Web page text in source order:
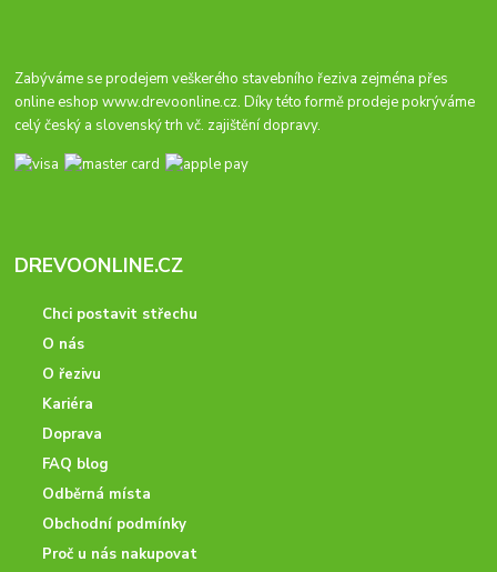
Zabýváme se prodejem veškerého stavebního řeziva zejména přes
online eshopwww.drevoonline.cz. Díky této formě prodeje pokrýváme
celý český a slovenský trh vč. zajištění dopravy.
DREVOONLINE.CZ
Chci postavit střechu
O nás
O řezivu
Kariéra
Doprava
FAQ blog
Odběrná místa
Obchodní podmínky
Proč u nás nakupovat